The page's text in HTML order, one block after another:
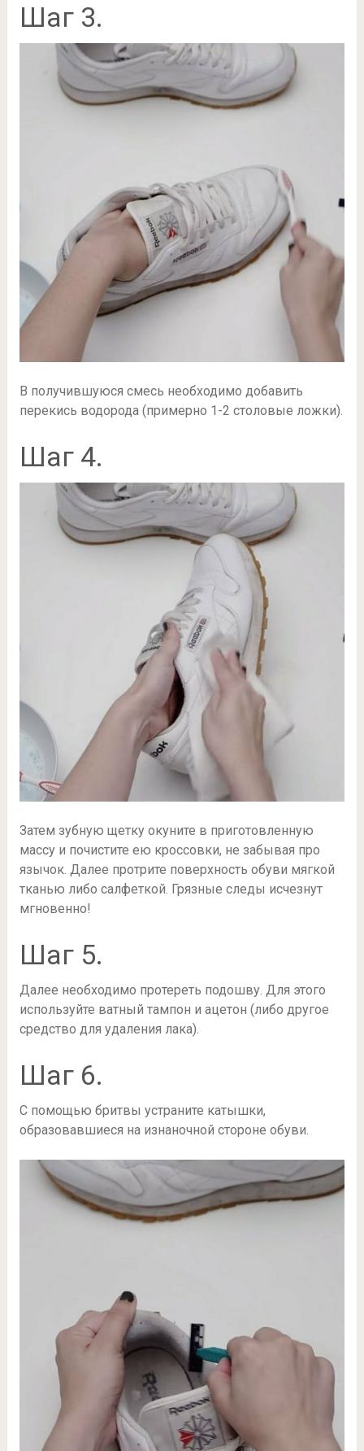
Шаг 3.
В получившуюся смесь необходимо добавить
перекись водорода (примерно 1-2 столовые ложки).
Шаг 4.
Затем зубную щетку окуните в приготовленную
массу и почистите ею кроссовки, не забывая про
язычок. Далее протрите поверхность обуви мягкой
тканью либо салфеткой. Грязные следы исчезнут
мгновенно!
Шаг 5.
Далее необходимо протереть подошву. Для этого
используйте ватный тампон и ацетон (либо другое
средство для удаления лака).
Шаг 6.
С помощью бритвы устраните катышки,
образовавшиеся на изнаночной стороне обуви.